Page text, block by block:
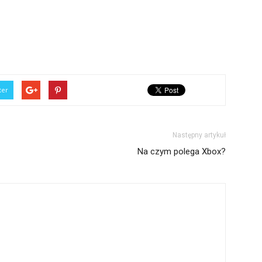
Następny artykuł
Na czym polega Xbox?